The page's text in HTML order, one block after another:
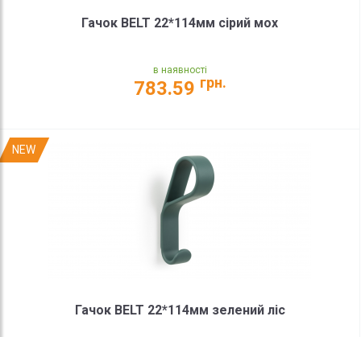
Гачок BELT 22*114мм сірий мох
в наявності
783.59 грн.
NEW
Гачок BELT 22*114мм зелений ліс